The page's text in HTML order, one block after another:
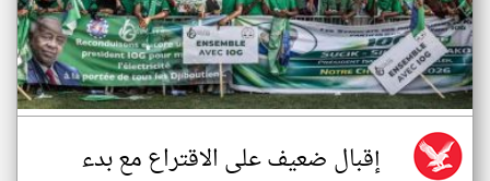
إقبال ضعيف على الاقتراع مع بدء